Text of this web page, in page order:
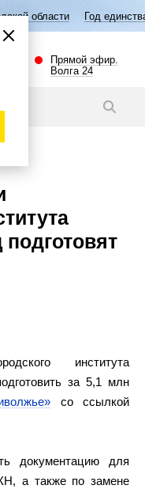
Год единства народов
Прямой эфир.
Волга 24
института
за 5,1 млн
со ссылкой
документацию для
а также по замене